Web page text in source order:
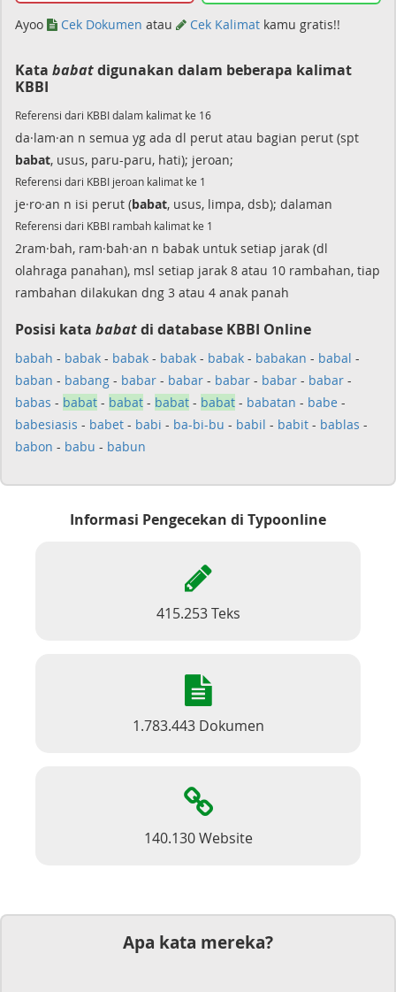
Ayoo Cek Dokumen atau Cek Kalimat kamu gratis!!
Kata babatdigunakan dalam beberapa kalimat
KBBI
Referensi dari KBBI dalam kalimat ke 16
da·lam·an n semua yg ada dl perut atau bagian perut (spt
babat, usus, paru-paru, hati); jeroan;
Referensi dari KBBI jeroan kalimat ke 1
je·ro·an n isi perut (babat, usus, limpa, dsb); dalaman
Referensi dari KBBI rambah kalimat ke 1
2ram·bah, ram·bah·an n babak untuk setiap jarak (dl
olahraga panahan), msl setiap jarak 8 atau 10 rambahan, tiap
rambahan dilakukan dng 3 atau 4 anak panah
Posisi kata babatdi database KBBI Online
babah - babak - babak - babak - babak - babakan - babal -
baban - babang - babar - babar - babar - babar - babar -
babas - babat - babat - babat - babat - babatan - babe -
babesiasis - babet - babi - ba-bi-bu - babil - babit - bablas -
babon - babu - babun
Informasi Pengecekan di Typoonline
415.253 Teks
1.783.443 Dokumen
140.130 Website
Apa kata mereka?